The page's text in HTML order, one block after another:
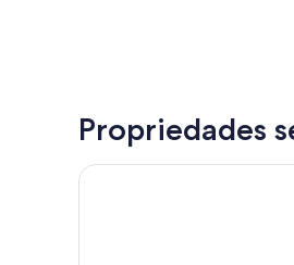
Propriedades
Hotel Conde de Lemos